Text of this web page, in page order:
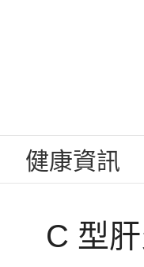
健康資訊
C 型